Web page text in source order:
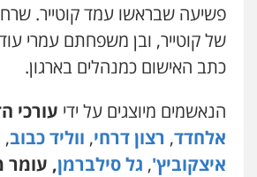
פשיעה שבראשו עמד קוטייר.
של קוטייר, ובן משפחתם עמרי
כתב האישום כמנהלים בארגון.
הנאשמים מיוצגים על ידי עורכי
אלחדד, רצון דרחי, ווליד כבוב,
איצקוביץ', גל סילברמן, עומר